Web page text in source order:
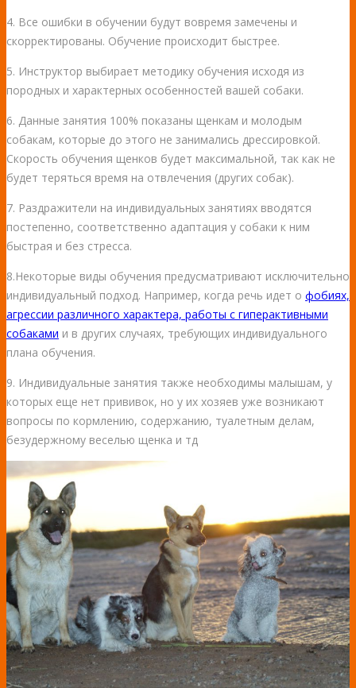
4. Все ошибки в обучении будут вовремя замечены и
скорректированы. Обучение происходит быстрее.
5. Инструктор выбирает методику обучения исходя из
породных и характерных особенностей вашей собаки.
6. Данные занятия 100% показаны щенкам и молодым
собакам, которые до этого не занимались дрессировкой.
Скорость обучения щенков будет максимальной, так как не
будет теряться время на отвлечения (других собак).
7. Раздражители на индивидуальных занятиях вводятся
постепенно, соответственно адаптация у собаки к ним
быстрая и без стресса.
8.Некоторые виды обучения предусматривают исключительно
индивидуальный подход. Например, когда речь идет о фобиях,
агрессии различного характера, работы с гиперактивными
собаками и в других случаях, требующих индивидуального
плана обучения.
9. Индивидуальные занятия также необходимы малышам, у
которых еще нет прививок, но у их хозяев уже возникают
вопросы по кормлению, содержанию, туалетным делам,
безудержному веселью щенка и тд